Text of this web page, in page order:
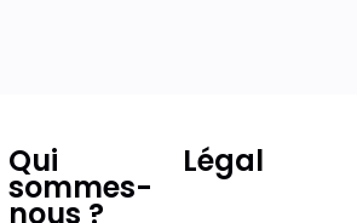
Qui
sommes-
nous ?
Légal